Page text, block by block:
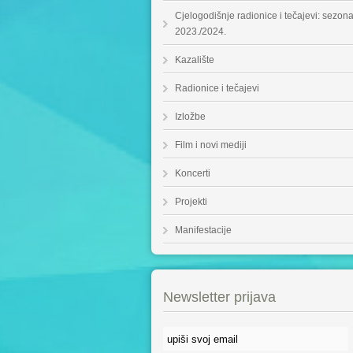
Cjelogodišnje radionice i tečajevi: sezona
2023./2024.
Kazalište
Radionice i tečajevi
Izložbe
Film i novi mediji
Koncerti
Projekti
Manifestacije
Newsletter prijava